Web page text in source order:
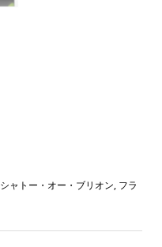
シャトー・オー・ブリオン, フラ